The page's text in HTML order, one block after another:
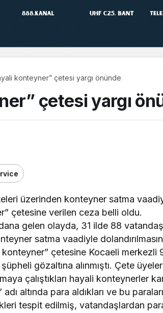
konteyner” çetesi yargı önünde
çetesi yargı
üzerinden konteyner satma
çetesine verilen ceza belli oldu.
gelen olayda, 31 ilde 88
satma vaadiyle
çetesine Kocaeli merkezli
gözaltına alınmıştı. Çete
çalıştıkları hayali konteynerler
altında para aldıkları ve bu
tespit edilmiş, vatandaşlardan
en iyi simitleri
kızdırdı